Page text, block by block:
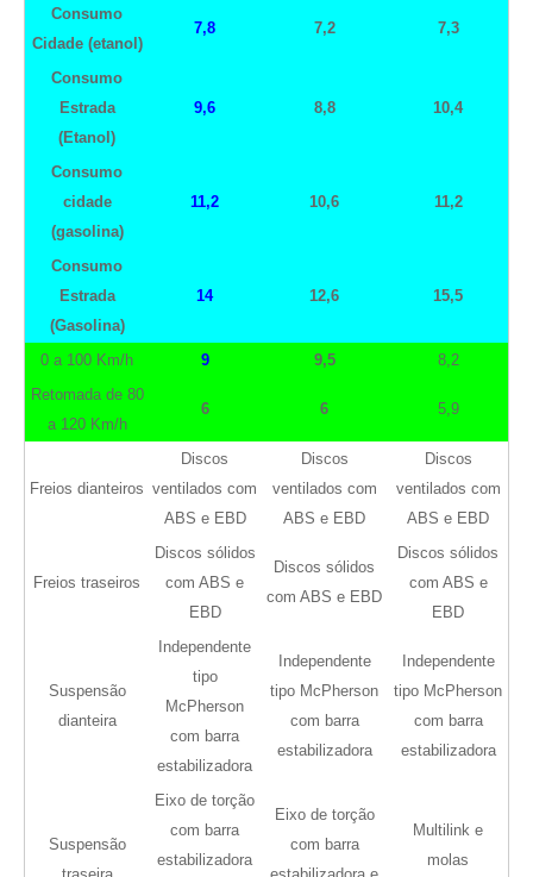
Consumo
Cidade (etanol)
7,8 7,2 7,3
Consumo
Estrada
(Etanol)
9,6 8,8 10,4
Consumo
cidade
(gasolina)
11,2 10,6 11,2
Consumo
Estrada
(Gasolina)
14 12,6 15,5
0 a 100 Km/h 9 9,5
8,2
Retomada de 80
a 120 Km/h
6 6 5,9
Freios dianteiros
Discos
ventilados com
ABS e EBD
Discos
ventilados com
ABS e EBD
Discos
ventilados com
ABS e EBD
Freios traseiros
Discos sólidos
com ABS e
EBD
Discos sólidos
com ABS e EBD
Discos sólidos
com ABS e
EBD
Suspensão
dianteira
Independente
tipo
McPherson
com barra
estabilizadora
Independente
tipo McPherson
com barra
estabilizadora
Independente
tipo McPherson
com barra
estabilizadora
Suspensão
Eixo de torção
com barra
estabilizadora
Eixo de torção
com barra
Multilink e
molas